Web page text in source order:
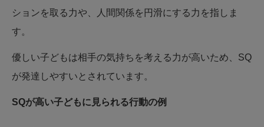
ションを取る力や、人間関係を円滑にする力を指しま
す。
優しい子どもは相手の気持ちを考える力が高いため、SQ
が発達しやすいとされています。
SQが高い子どもに見られる行動の例